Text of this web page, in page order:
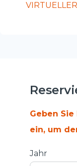
Geben
ein, um
Jahr